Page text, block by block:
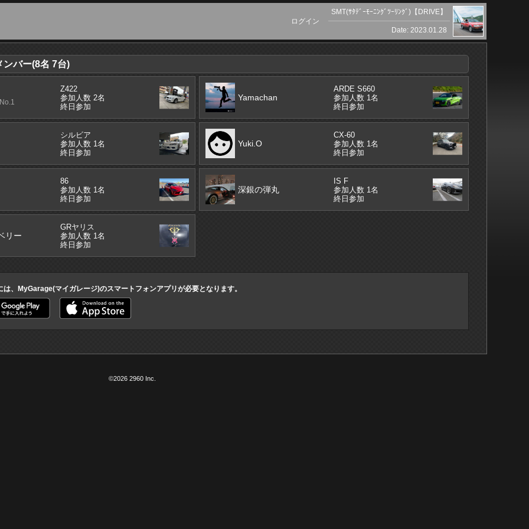
ログイン
SMT(ｻﾀﾃﾞｰﾓｰﾆﾝｸﾞﾂｰﾘﾝｸﾞ)【DRIVE】
Date: 2023.01.28
ンバー(8名 7台)
Z422
参加人数 2名
終日参加
Yamachan
ARDE S660
参加人数 1名
終日参加
シルビア
参加人数 1名
終日参加
Yuki.O
CX-60
参加人数 1名
終日参加
86
参加人数 1名
終日参加
深銀の弾丸
IS F
参加人数 1名
終日参加
リー
GRヤリス
参加人数 1名
終日参加
は、MyGarage(マイガレージ)のスマートフォンアプリが必要となります。
©2026 2960 Inc.